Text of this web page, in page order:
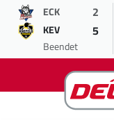
ECK 2
KEV 5
Beendet